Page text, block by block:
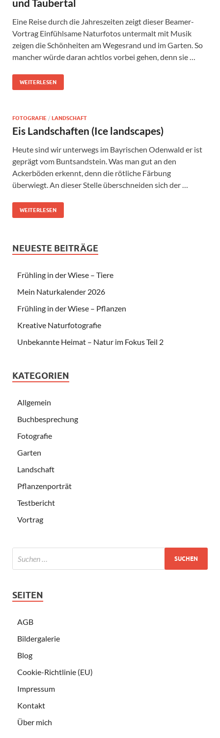
und Taubertal
Eine Reise durch die Jahreszeiten zeigt dieser Beamer-
Vortrag Einfühlsame Naturfotos untermalt mit Musik
zeigen die Schönheiten am Wegesrand und im Garten. So
mancher würde daran achtlos vorbei gehen, denn sie …
WEITERLESEN
FOTOGRAFIE / LANDSCHAFT
Eis Landschaften (Ice landscapes)
Heute sind wir unterwegs im Bayrischen Odenwald er ist
geprägt vom Buntsandstein. Was man gut an den
Ackerböden erkennt, denn die rötliche Färbung
überwiegt. An dieser Stelle überschneiden sich der …
WEITERLESEN
NEUESTE BEITRÄGE
Frühling in der Wiese – Tiere
Mein Naturkalender 2026
Frühling in der Wiese – Pflanzen
Kreative Naturfotografie
Unbekannte Heimat – Natur im Fokus Teil 2
KATEGORIEN
Allgemein
Buchbesprechung
Fotografie
Garten
Landschaft
Pflanzenporträt
Testbericht
Vortrag
SEITEN
AGB
Bildergalerie
Blog
Cookie-Richtlinie (EU)
Impressum
Kontakt
Über mich